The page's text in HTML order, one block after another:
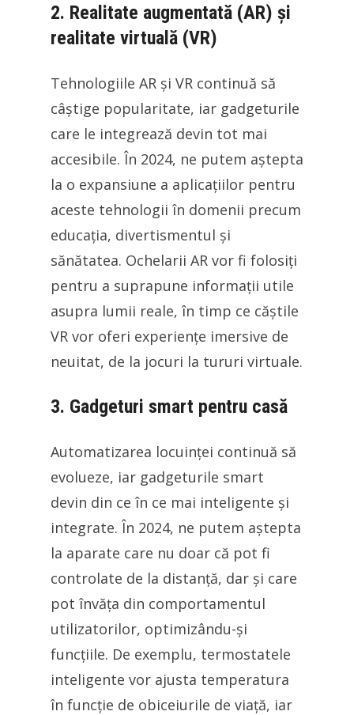
2. Realitate augmentată (AR) și
realitate virtuală (VR)
Tehnologiile AR și VR continuă să
câștige popularitate, iar gadgeturile
care le integrează devin tot mai
accesibile. În 2024, ne putem aștepta
la o expansiune a aplicațiilor pentru
aceste tehnologii în domenii precum
educația, divertismentul și
sănătatea. Ochelarii AR vor fi folosiți
pentru a suprapune informații utile
asupra lumii reale, în timp ce căștile
VR vor oferi experiențe imersive de
neuitat, de la jocuri la tururi virtuale.
3. Gadgeturi smart pentru casă
Automatizarea locuinței continuă să
evolueze, iar gadgeturile smart
devin din ce în ce mai inteligente și
integrate. În 2024, ne putem aștepta
la aparate care nu doar că pot fi
controlate de la distanță, dar și care
pot învăța din comportamentul
utilizatorilor, optimizându-și
funcțiile. De exemplu, termostatele
inteligente vor ajusta temperatura
în funcție de obiceiurile de viață, iar